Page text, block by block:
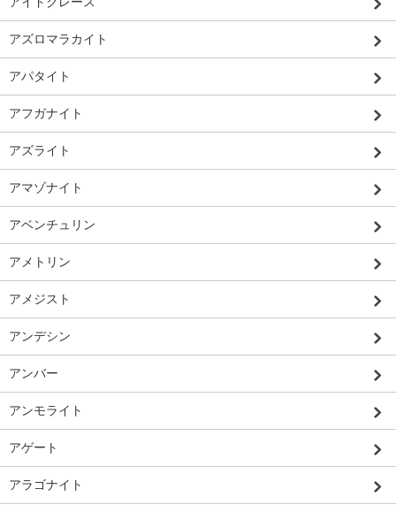
アズロマラカイト
アパタイト
アフガナイト
アズライト
アマゾナイト
アベンチュリン
アメトリン
アメジスト
アンデシン
アンバー
アンモライト
アゲート
アラゴナイト